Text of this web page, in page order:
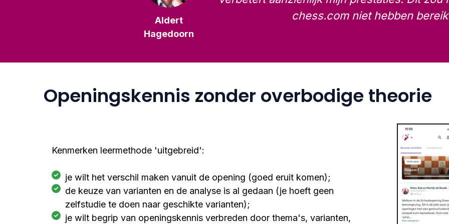
Aldert
Hagedoorn
chess.com niet hebben
Openingskennis zonder overbodige theorie
Kenmerken leermethode 'uitgebreid':
je wilt het verschil maken vanuit de opening (goed eruit komen);
de keuze van varianten en de analyse is al gedaan (je hoeft geen
zelfstudie te doen naar geschikte varianten);
je wilt begrip van openingskennis verbreden door thema's, varianten,